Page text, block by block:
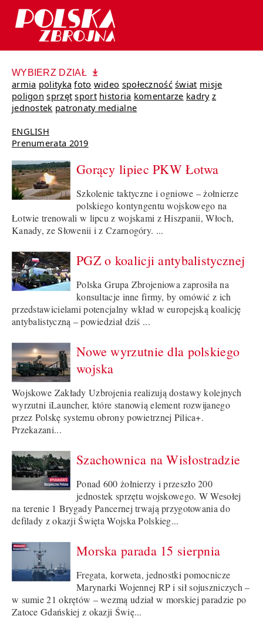
WYBIERZ DZIAŁ
armia polityka foto wideo społeczność świat misje
poligon sprzęt sport historia komentarze kadry z
jednostek patronaty medialne
ENGLISH
Prenumerata 2019
Gorący lipiec PKW Łotwa
Szkolenie taktyczne i ogniowe – żołnierze
polskiego kontyngentu wojskowego na
Łotwie trenowali w lipcu z wojskami z Hiszpanii, Włoch,
Kanady, ze Słowenii i z Czarnogóry. ...
PGZ o koalicji antybalistycznej
Polska Grupa Zbrojeniowa zaprosiła na
konsultacje inne firmy, by omówić z ich
przedstawicielami potencjalny wkład w europejską koalicję
antybalistyczną – powiedział dziś ...
Nowe wyrzutnie dla polskiego
wojska
Wojskowe Zakłady Uzbrojenia realizują dostawy kolejnych
wyrzutni iLauncher, które stanowią element rozwijanego
przez Polskę systemu obrony powietrznej Pilica+.
Przekazani...
Szachownica na Wisłostradzie
Ponad 600 żołnierzy i przeszło 200
jednostek sprzętu wojskowego. W Wesołej
na terenie 1 Brygady Pancernej trwają przygotowania do
defilady z okazji Święta Wojska Polskieg...
Morska parada 15 sierpnia
Fregata, korweta, jednostki pomocnicze
Marynarki Wojennej RP i sił sojuszniczych –
w sumie 21 okrętów – wezmą udział w morskiej paradzie po
Zatoce Gdańskiej z okazji Świę...